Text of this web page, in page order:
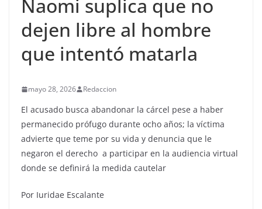
Naomi suplica que no
dejen libre al hombre
que intentó matarla
mayo 28, 2026 Redaccion
El acusado busca abandonar la cárcel pese a haber
permanecido prófugo durante ocho años; la víctima
advierte que teme por su vida y denuncia que le
negaron el derecho a participar en la audiencia virtual
donde se definirá la medida cautelar
Por Iuridae Escalante